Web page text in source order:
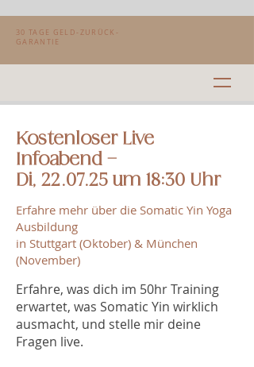
30 TAGE GELD-ZURÜCK-
GARANTIE
Kostenloser Live
Infoabend –
Di, 22.07.25 um 18:30 Uhr
Erfahre mehr über die Somatic Yin Yoga
Ausbildung
in Stuttgart (Oktober) & München
(November)
Erfahre, was dich im 50hr Training
erwartet, was Somatic Yin wirklich
ausmacht, und stelle mir deine
Fragen live.